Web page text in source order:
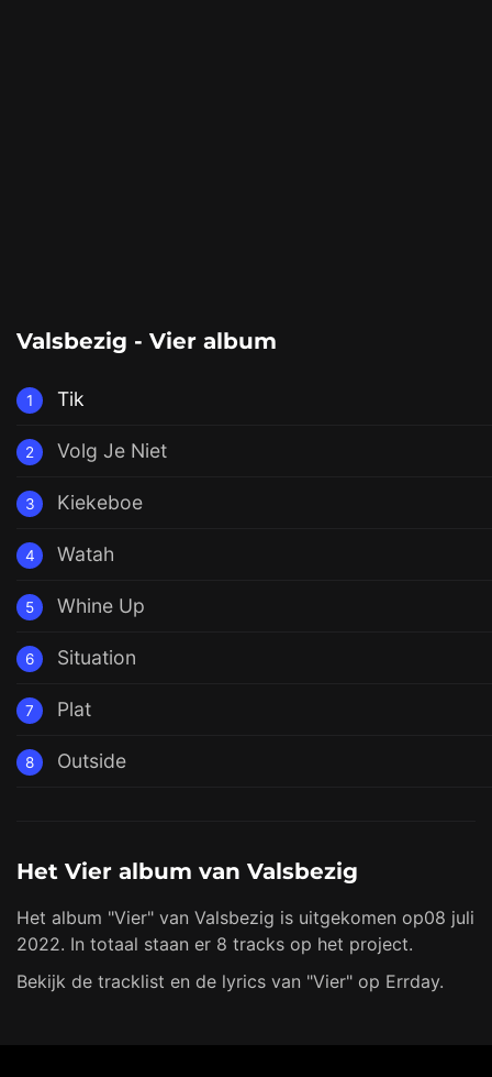
Valsbezig - Vier album
1 Tik
2 Volg Je Niet
3 Kiekeboe
4 Watah
5 Whine Up
6 Situation
7 Plat
8 Outside
Het Vier album van Valsbezig
Het album "Vier" van Valsbezig is uitgekomen op08 juli
2022. In totaal staan er 8 tracks op het project.
Bekijk de tracklist en de lyrics van "Vier" op Errday.